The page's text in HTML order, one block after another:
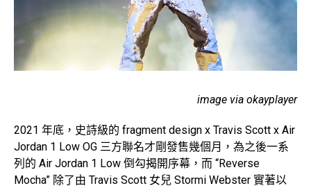
image via okayplayer
2021 年底，史詩級的 fragment design x Travis Scott x Air
Jordan 1 Low OG 三方聯名才剛發售幾個月，為之後一系
列的 Air Jordan 1 Low 倒勾揭開序幕，而 “Reverse
Mocha” 除了由 Travis Scott 女兒 Stormi Webster 實著以